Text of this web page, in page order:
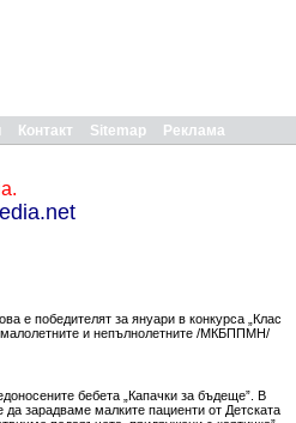
Контакт Sitemap Реклама
е победителят за януари в конкурса „Клас
малолетните и непълнолетните /МКБППМН/
бебета „Капачки за бъдеще”. В
зарадваме малките пациенти от Детската